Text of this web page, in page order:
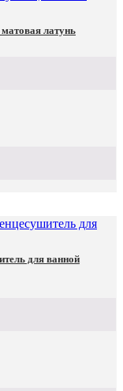
латунь
для ванной